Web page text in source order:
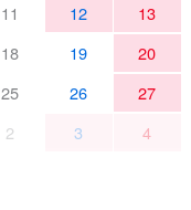
11 12
13
18 19
20
25 26
27
2 3 4